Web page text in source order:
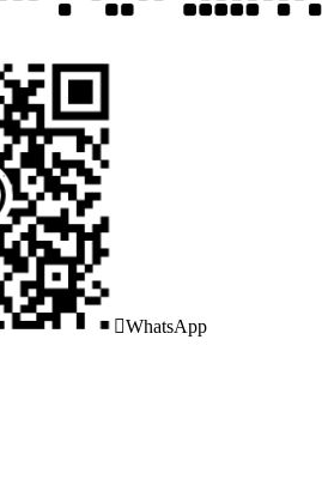
WhatsApp